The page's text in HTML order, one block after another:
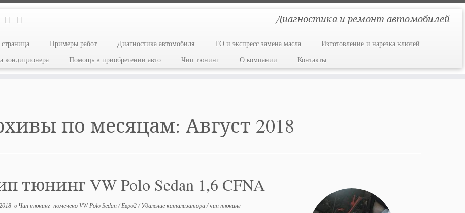
Диагностика и ремонт автомобилей
Примеры работ Диагностика автомобиля ТО и экспресс замена масла Изготовление и нарезка ключей
кондиционера Помощь в приобретении авто Чип тюнинг О компании Контакты
по месяцам: Август 2018
тюнинг VW Polo Sedan 1,6 CFNA
в Чип тюнинг помечено VW Polo Sedan/Евро2/ Удаление катализатора/чип тюнинг